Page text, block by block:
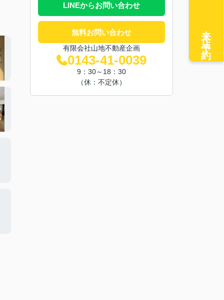
LINEからお問い合わせ
無料お問い合わせ
有限会社山地不動産企画
0143-41-0039
9：30～18：30
（休：不定休）
来店予約